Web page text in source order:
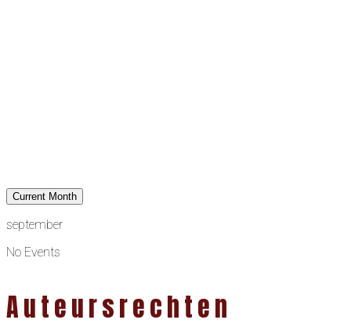
Current Month
september
No Events
Auteursrechten